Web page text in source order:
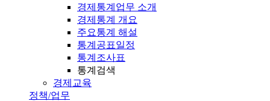
경제통계업무 소개
경제통계 개요
주요통계 해설
통계공표일정
통계조사표
통계검색
경제교육
정책/업무